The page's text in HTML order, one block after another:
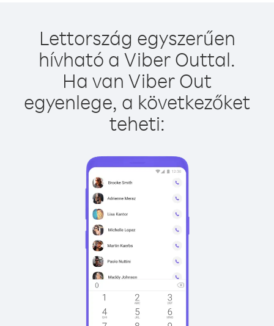
Lettország egyszerűen
hívható a Viber Outtal.
Ha van Viber Out
egyenlege, a következőket
teheti: